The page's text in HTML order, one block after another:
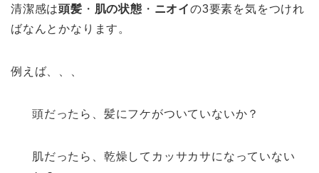
清潔感は頭髪 ・ 肌の状態 ・ ニオイの3要素を気をつけれ
ばなんとかなります。
例えば、、、
頭だったら、髪にフケがついていないか？
肌だったら、乾燥してカッサカサになっていない